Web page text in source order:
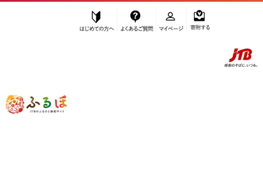
ふるぽ JTBのふるさと納税サイト
「ふるさと納税」TOP